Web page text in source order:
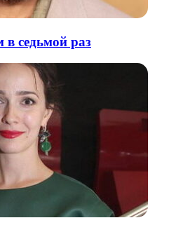
в седьмой раз